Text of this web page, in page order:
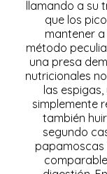
llamando a su
que los
mantener
método
una presa
nutricionales
las
simplemente
también
segundo
papamoscas